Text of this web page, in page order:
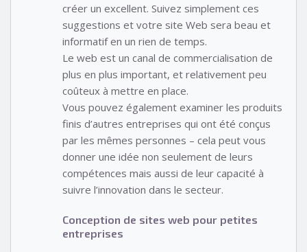
créer un excellent. Suivez simplement ces
suggestions et votre site Web sera beau et
informatif en un rien de temps.
Le web est un canal de commercialisation de
plus en plus important, et relativement peu
coûteux à mettre en place.
Vous pouvez également examiner les produits
finis d’autres entreprises qui ont été conçus
par les mêmes personnes – cela peut vous
donner une idée non seulement de leurs
compétences mais aussi de leur capacité à
suivre l’innovation dans le secteur.
Conception de sites web pour petites
entreprises